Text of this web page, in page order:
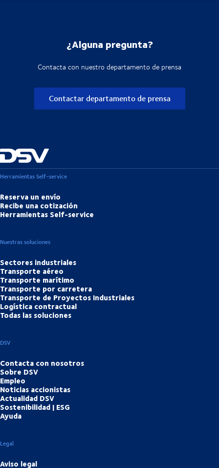
¿Alguna pregunta?
Contacta con nuestro departamento de prensa
Contactar departamento de prensa
Herramientas Self-service
Reserva un envío
Recibe una cotización
Herramientas Self-service
Nuestras soluciones
Sectores industriales
Transporte aéreo
Transporte marítimo
Transporte por carretera
Transporte de Proyectos Industriales
Logística contractual
Todas las soluciones
DSV
Contacta con nosotros
Sobre DSV
Empleo
Noticias accionistas
Actualidad DSV
Sostenibilidad | ESG
Ayuda
Legal
Aviso legal